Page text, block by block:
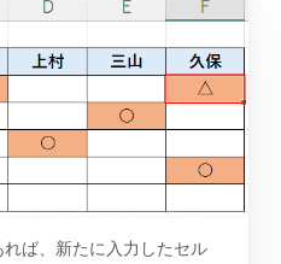
ば、新たに入力したセル